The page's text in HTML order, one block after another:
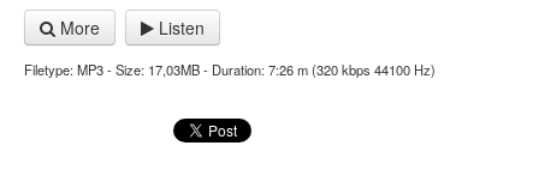
More
Listen
Filetype: MP3 - Size: 17,03MB - Duration: 7:26 m (320 kbps 44100 Hz)